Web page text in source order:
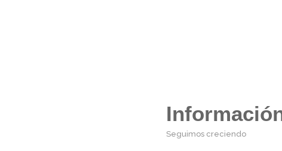
Seguimos creciendo